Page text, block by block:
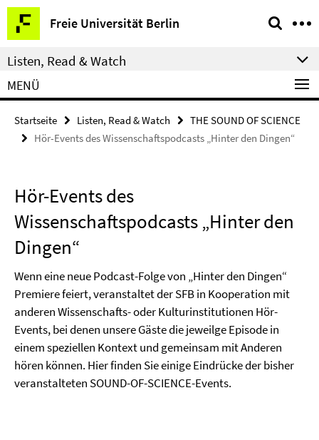
Springe
direkt
zu
Inhalt
Freie Universität Berlin
Service-
Navigation
Listen, Read & Watch
MENÜ
Startseite Listen, Read & Watch
THE SOUND OF SCIENCE
Hör-Events des Wissenschaftspodcasts „Hinter den Dingen“
Hör-Events des
Wissenschaftspodcasts „Hinter den
Dingen“
Wenn eine neue Podcast-Folge von „Hinter den Dingen“
Premiere feiert, veranstaltet der SFB in Kooperation mit
anderen Wissenschafts- oder Kulturinstitutionen Hör-
Events, bei denen unsere Gäste die jeweilge Episode in
einem speziellen Kontext und gemeinsam mit Anderen
hören können. Hier finden Sie einige Eindrücke der bisher
veranstalteten SOUND-OF-SCIENCE-Events.